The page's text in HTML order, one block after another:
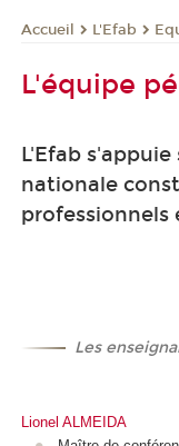
Accueil L'Efab
L'équipe
L'Efab
nationale
professionnels
Les
Lionel ALMEIDA